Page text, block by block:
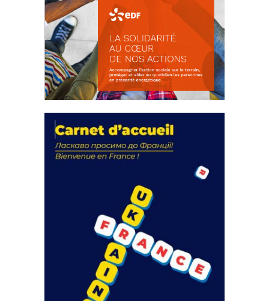
actions
18 septembre 2023
FEUILLETER